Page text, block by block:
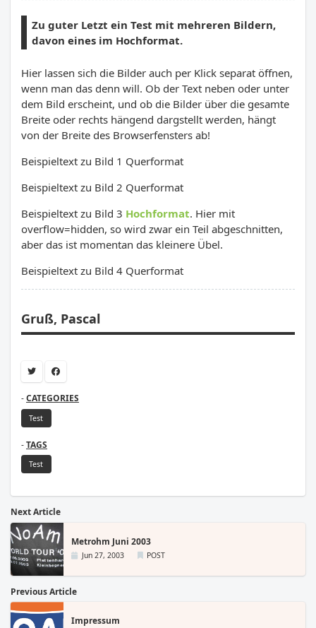
Zu guter Letzt ein Test mit mehreren Bildern,
davon eines im Hochformat.
Hier lassen sich die Bilder auch per Klick separat öffnen,
wenn man das denn will. Ob der Text neben oder unter
dem Bild erscheint, und ob die Bilder über die gesamte
Breite oder rechts hängend dargstellt werden, hängt
von der Breite des Browserfensters ab!
Beispieltext zu Bild 1 Querformat
Beispieltext zu Bild 2 Querformat
Beispieltext zu Bild 3 Hochformat. Hier mit
overflow=hidden, so wird zwar ein Teil abgeschnitten,
aber das ist momentan das kleinere Übel.
Beispieltext zu Bild 4 Querformat
Gruß, Pascal
CATEGORIES
Test
TAGS
Test
Next Article
Metrohm Juni 2003
Jun 27, 2003 POST
Previous Article
Impressum